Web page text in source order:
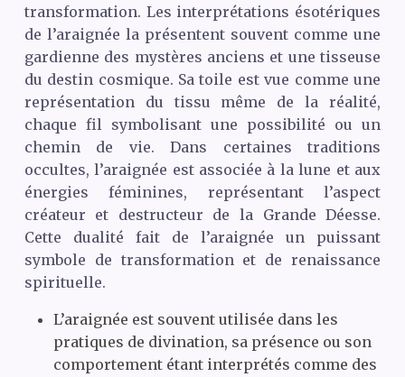
transformation. Les interprétations ésotériques
de l’araignée la présentent souvent comme une
gardienne des mystères anciens et une tisseuse
du destin cosmique. Sa toile est vue comme une
représentation du tissu même de la réalité,
chaque fil symbolisant une possibilité ou un
chemin de vie. Dans certaines traditions
occultes, l’araignée est associée à la lune et aux
énergies féminines, représentant l’aspect
créateur et destructeur de la Grande Déesse.
Cette dualité fait de l’araignée un puissant
symbole de transformation et de renaissance
spirituelle.
L’araignée est souvent utilisée dans les
pratiques de divination, sa présence ou son
comportement étant interprétés comme des